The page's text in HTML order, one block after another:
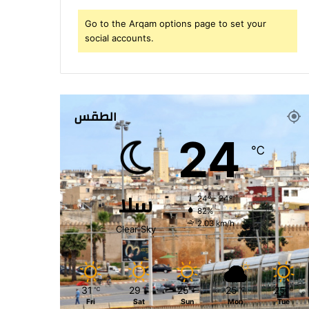
Go to the Arqam options page to set your
social accounts.
الطقس
سلا
Clear Sky
24℃
24º - 24º
82%
2.03 km/h
31 ℃
Fri
29 ℃
Sat
25 ℃
Sun
25 ℃
Mon
25 ℃
Tue